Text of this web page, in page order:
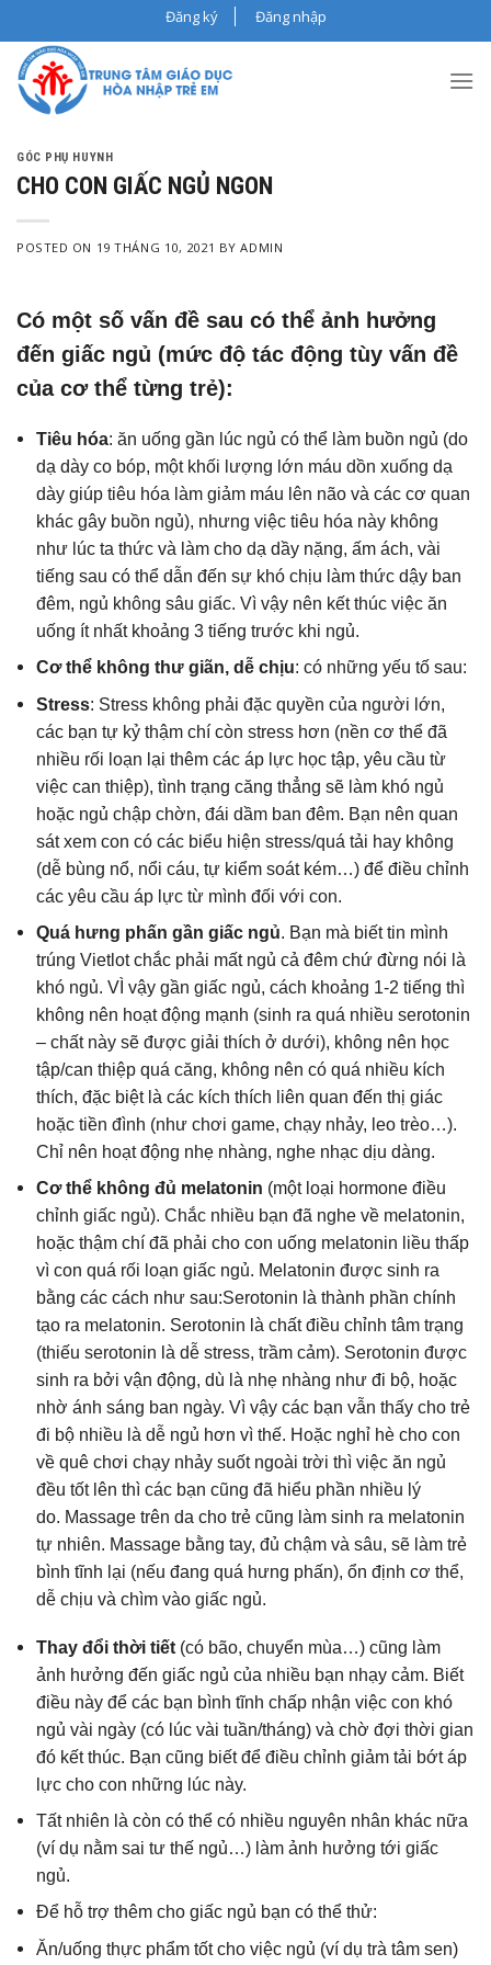
to
content
Đăng ký Đăng nhập
GÓC PHỤ HUYNH
CHO CON GIẤC NGỦ NGON
POSTED ON 19 THÁNG 10, 2021 BYADMIN
Có một số vấn đề sau có thể ảnh hưởng
đến giấc ngủ (mức độ tác động tùy vấn đề
của cơ thể từng trẻ):
Tiêu hóa: ăn uống gần lúc ngủ có thể làm buồn ngủ (do
dạ dày co bóp, một khối lượng lớn máu dồn xuống dạ
dày giúp tiêu hóa làm giảm máu lên não và các cơ quan
khác gây buồn ngủ), nhưng việc tiêu hóa này không
như lúc ta thức và làm cho dạ dầy nặng, ấm ách, vài
tiếng sau có thể dẫn đến sự khó chịu làm thức dậy ban
đêm, ngủ không sâu giấc. Vì vậy nên kết thúc việc ăn
uống ít nhất khoảng 3 tiếng trước khi ngủ.
Cơ thể không thư giãn, dễ chịu: có những yếu tố sau:
Stress: Stress không phải đặc quyền của người lớn,
các bạn tự kỷ thậm chí còn stress hơn (nền cơ thể đã
nhiều rối loạn lại thêm các áp lực học tập, yêu cầu từ
việc can thiệp), tình trạng căng thẳng sẽ làm khó ngủ
hoặc ngủ chập chờn, đái dầm ban đêm. Bạn nên quan
sát xem con có các biểu hiện stress/quá tải hay không
(dễ bùng nổ, nổi cáu, tự kiểm soát kém…) để điều chỉnh
các yêu cầu áp lực từ mình đối với con.
Quá hưng phấn gần giấc ngủ. Bạn mà biết tin mình
trúng Vietlot chắc phải mất ngủ cả đêm chứ đừng nói là
khó ngủ. VÌ vậy gần giấc ngủ, cách khoảng 1-2 tiếng thì
không nên hoạt động mạnh (sinh ra quá nhiều serotonin
– chất này sẽ được giải thích ở dưới), không nên học
tập/can thiệp quá căng, không nên có quá nhiều kích
thích, đặc biệt là các kích thích liên quan đến thị giác
hoặc tiền đình (như chơi game, chạy nhảy, leo trèo…).
Chỉ nên hoạt động nhẹ nhàng, nghe nhạc dịu dàng.
Cơ thể không đủ melatonin (một loại hormone điều
chỉnh giấc ngủ). Chắc nhiều bạn đã nghe về melatonin,
hoặc thậm chí đã phải cho con uống melatonin liều thấp
vì con quá rối loạn giấc ngủ. Melatonin được sinh ra
bằng các cách như sau:Serotonin là thành phần chính
tạo ra melatonin. Serotonin là chất điều chỉnh tâm trạng
(thiếu serotonin là dễ stress, trầm cảm). Serotonin được
sinh ra bởi vận động, dù là nhẹ nhàng như đi bộ, hoặc
nhờ ánh sáng ban ngày. Vì vậy các bạn vẫn thấy cho trẻ
đi bộ nhiều là dễ ngủ hơn vì thế. Hoặc nghỉ hè cho con
về quê chơi chạy nhảy suốt ngoài trời thì việc ăn ngủ
đều tốt lên thì các bạn cũng đã hiểu phần nhiều lý
do. Massage trên da cho trẻ cũng làm sinh ra melatonin
tự nhiên. Massage bằng tay, đủ chậm và sâu, sẽ làm trẻ
bình tĩnh lại (nếu đang quá hưng phấn), ổn định cơ thể,
dễ chịu và chìm vào giấc ngủ.
Thay đổi thời tiết (có bão, chuyển mùa…) cũng làm
ảnh hưởng đến giấc ngủ của nhiều bạn nhạy cảm. Biết
điều này để các bạn bình tĩnh chấp nhận việc con khó
ngủ vài ngày (có lúc vài tuần/tháng) và chờ đợi thời gian
đó kết thúc. Bạn cũng biết để điều chỉnh giảm tải bớt áp
lực cho con những lúc này.
Tất nhiên là còn có thể có nhiều nguyên nhân khác nữa
(ví dụ nằm sai tư thế ngủ…) làm ảnh hưởng tới giấc
ngủ.
Để hỗ trợ thêm cho giấc ngủ bạn có thể thử:
Ăn/uống thực phẩm tốt cho việc ngủ (ví dụ trà tâm sen)